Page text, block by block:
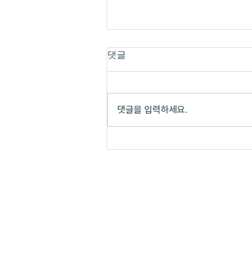
[어느새 문화연구는 안 멋져]
댓글
댓글을 입력하세요.